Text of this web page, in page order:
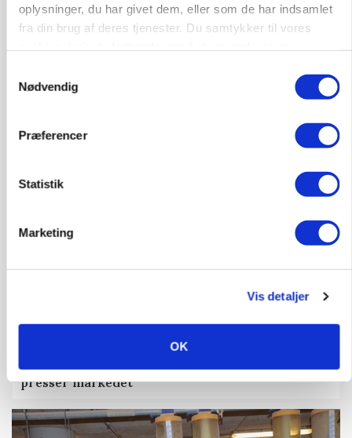
oplysninger, du har givet dem, eller som de har indsamlet
fra din brug af deres tjenester. Du samtykker til vores
Nødvendig
Præferencer
Statistik
Marketing
Vis detaljer
OK
landbrugets ejerstruktur
Prisgab på 20 kroner pr. kg vokser: Polsk kylling
presser markedet